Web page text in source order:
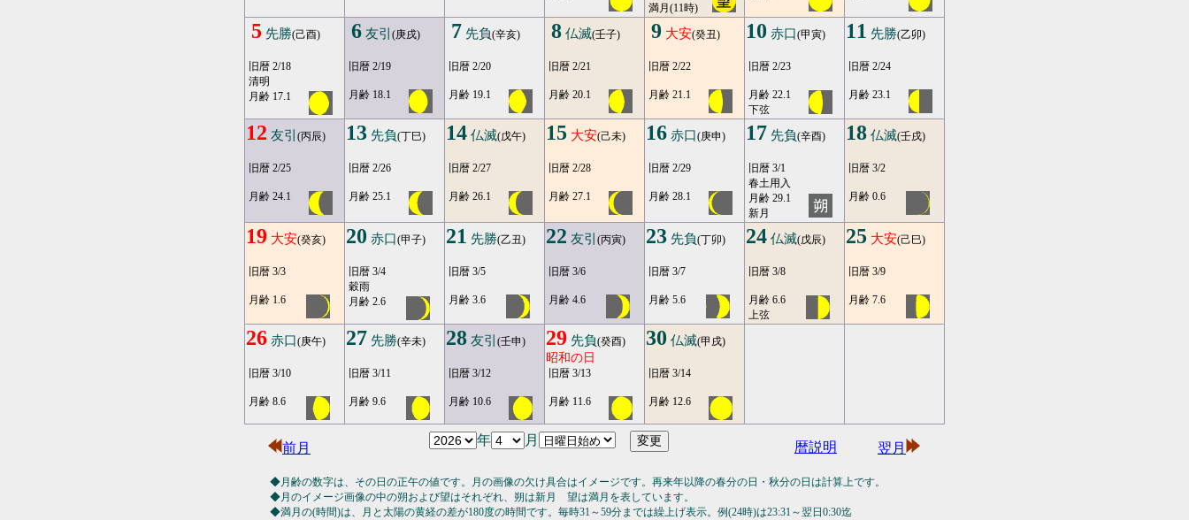
満月(11時)
5 先勝(己酉)
旧暦 2/18
清明
月齢 17.1
6 友引 (庚戌)
旧暦 2/19
月齢 18.1
7 先負(辛亥)
旧暦 2/20
月齢 19.1
8 仏滅(壬子)
旧暦 2/21
月齢 20.1
9 大安(癸丑)
旧暦 2/22
月齢 21.1
10 赤口(甲寅)
旧暦 2/23
月齢 22.1
下弦
11 先勝(乙卯)
旧暦 2/24
月齢 23.1
12 友引 (丙辰)
旧暦 2/25
月齢 24.1
13 先負(丁巳)
旧暦 2/26
月齢 25.1
14 仏滅(戊午)
旧暦 2/27
月齢 26.1
15 大安(己未)
旧暦 2/28
月齢 27.1
16 赤口(庚申)
旧暦 2/29
月齢 28.1
17 先負(辛酉)
旧暦 3/1
春土用入
月齢 29.1
新月
18 仏滅(壬戌)
旧暦 3/2
月齢 0.6
19 大安(癸亥)
旧暦 3/3
月齢 1.6
20 赤口(甲子)
旧暦 3/4
穀雨
月齢 2.6
21 先勝(乙丑)
旧暦 3/5
月齢 3.6
22 友引 (丙寅)
旧暦 3/6
月齢 4.6
23 先負(丁卯)
旧暦 3/7
月齢 5.6
24 仏滅(戊辰)
旧暦 3/8
月齢 6.6
上弦
25 大安(己巳)
旧暦 3/9
月齢 7.6
26 赤口(庚午)
旧暦 3/10
月齢 8.6
27 先勝(辛未)
旧暦 3/11
月齢 9.6
28 友引 (壬申)
旧暦 3/12
月齢 10.6
29 先負(癸酉)
昭和の日
旧暦 3/13
月齢 11.6
30 仏滅(甲戌)
旧暦 3/14
月齢 12.6
前月
年 月 暦説明 翌月
◆月齢の数字は、その日の正午の値です。月の画像の欠け具合はイメージです。再来年以降の春分の日・秋分の日は計算上です。
◆月のイメージ画像の中の朔および望はそれぞれ、朔は新月 望は満月を表しています。
◆満月の(時間)は、月と太陽の黄経の差が180度の時間です。毎時31～59分までは繰上げ表示。例(24時)は23:31～翌日0:30迄